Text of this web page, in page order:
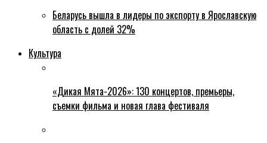
Беларусь вышла в лидеры по экспорту в Ярославскую
область с долей 32%
Культура
«Дикая Мята-2026»: 130 концертов, премьеры,
съемки фильма и новая глава фестиваля